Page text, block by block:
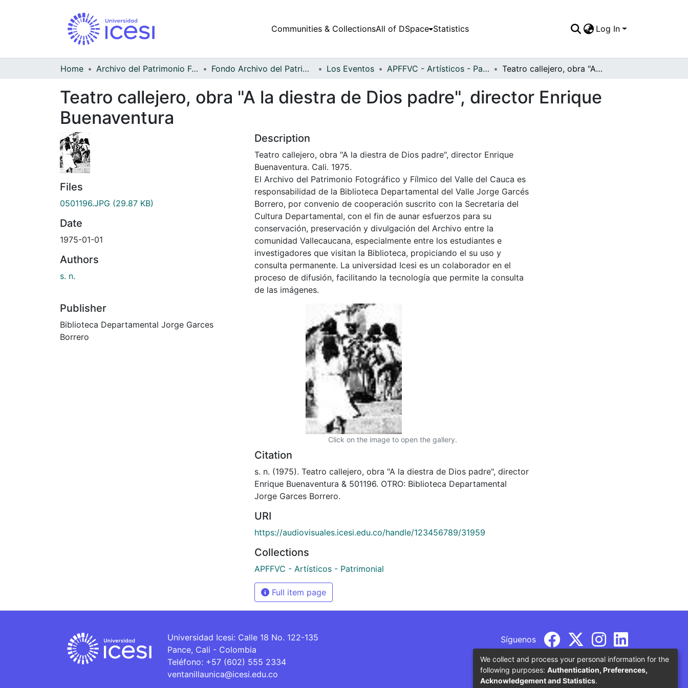
Communities & CollectionsAll of DSpace Statistics Log In
Home Archivo del Patrimonio Fotográfico y Fílmico del Valle del Cauca Fondo Archivo del Patrimonio Fotográfico y Fílmico del Valle del Cauca Los Eventos APFFVC - Artísticos - Patrimonial Teatro callejero, obra "A la diestra de Dios padre", director Enrique Buenaventura
Teatro callejero, obra "A la diestra de Dios padre", director Enrique
Buenaventura
Files
0501196.JPG (29.87 KB)
Date
1975-01-01
Authors
s. n.
Publisher
Biblioteca Departamental Jorge Garces
Borrero
Description
Teatro callejero, obra "A la diestra de Dios padre", director Enrique
Buenaventura. Cali. 1975.
El Archivo del Patrimonio Fotográfico y Fílmico del Valle del Cauca es
responsabilidad de la Biblioteca Departamental del Valle Jorge Garcés
Borrero, por convenio de cooperación suscrito con la Secretaria del
Cultura Departamental, con el fin de aunar esfuerzos para su
conservación, preservación y divulgación del Archivo entre la
comunidad Vallecaucana, especialmente entre los estudiantes e
investigadores que visitan la Biblioteca, propiciando el su uso y
consulta permanente. La universidad Icesi es un colaborador en el
proceso de difusión, facilitando la tecnología que permite la consulta
de las imágenes.
Click on the image to open the gallery.
Citation
s. n. (1975). Teatro callejero, obra "A la diestra de Dios padre", director
Enrique Buenaventura & 501196. OTRO: Biblioteca Departamental
Jorge Garces Borrero.
URI
https://audiovisuales.icesi.edu.co/handle/123456789/31959
Collections
APFFVC - Artísticos - Patrimonial
Full item page
Universidad Icesi: Calle 18 No. 122-135
Pance, Cali - Colombia
Teléfono: +57 (602) 555 2334
ventanillaunica@icesi.edu.co
Síguenos
We collect and process your personal information for the
following purposes: Authentication, Preferences,
Acknowledgement and Statistics.